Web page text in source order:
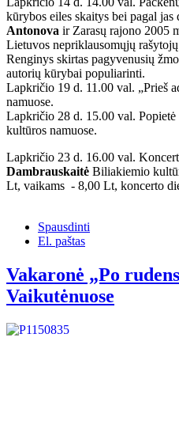
kūrybos eiles skaitys bei pagal jas
Antonova ir Zarasų rajono 2005
Lietuvos nepriklausomųjų
Renginys skirtas pagyvenusių
autorių kūrybai populiarinti.
Lapkričio 19 d. 11.00 val. „Prieš
namuose.
Lapkričio 28 d. 15.00 val.
kultūros namuose.
Lapkričio 23 d. 16.00 val.
Dambrauskaitė Biliakiemio
Lt, vaikams - 8,00 Lt, koncerto
Spausdinti
El. paštas
Vakaronė „Po
Vaikutėnuose